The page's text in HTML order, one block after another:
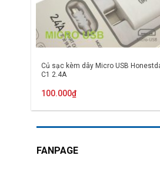
Củ sạc kèm dây Micro USB
C1 2.4A
100.000₫
FANPAGE